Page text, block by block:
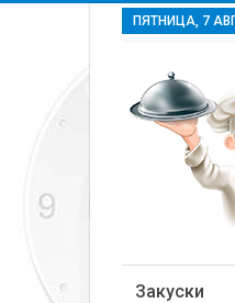
ПЯТНИЦА, 7
Закуски